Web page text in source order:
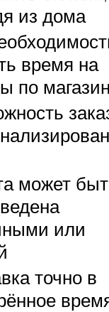
из дома
время на
по
может
или
точно в